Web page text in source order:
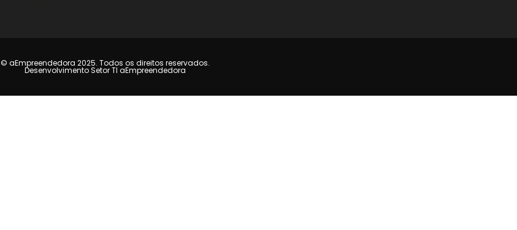
© aEmpreendedora 2025. Todos os direitos reservados.
Desenvolvimento Setor TI aEmpreendedora